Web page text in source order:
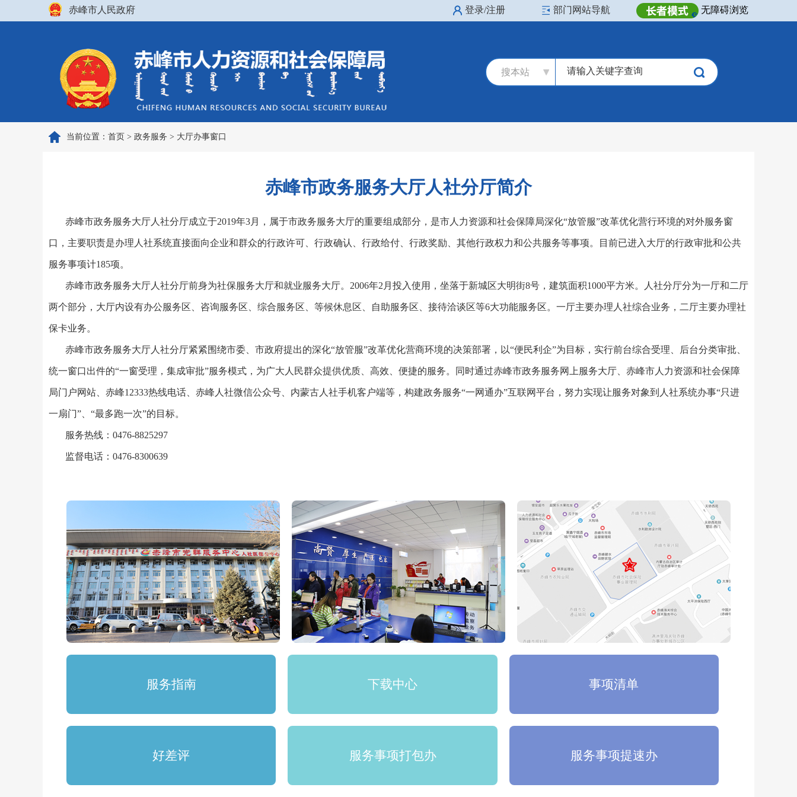
赤峰市人民政府 登录/注册 部门网站导航 无障碍浏览
搜本站
当前位置： 首页 > 政务服务 > 大厅办事窗口
赤峰市政务服务大厅人社分厅简介
赤峰市政务服务大厅人社分厅成立于2019年3月，属于市政务服务大厅的重要组成部分，是市人力资源和社会保障局深化“放管服”改革优化营行环境的对外服务窗
口，主要职责是办理人社系统直接面向企业和群众的行政许可、行政确认、行政给付、行政奖励、其他行政权力和公共服务等事项。目前已进入大厅的行政审批和公共
服务事项计185项。
赤峰市政务服务大厅人社分厅前身为社保服务大厅和就业服务大厅。 2006年2月投入使用，坐落于新城区大明街8号，建筑面积1000平方米。人社分厅分为一厅和二厅
两个部分，大厅内设有办公服务区、咨询服务区、综合服务区、等候休息区、自助服务区、接待洽谈区等6大功能服务区。一厅主要办理人社综合业务，二厅主要办理社
保卡业务。
赤峰市政务服务大厅人社分厅紧紧围绕市委、市政府提出的深化“放管服”改革优化营商环境的决策部署，以“便民利企”为目标，实行前台综合受理、后台分类审批、
统一窗口出件的“一窗受理，集成审批”服务模式，为广大人民群众提供优质、高效、便捷的服务。同时通过赤峰市政务服务网上服务大厅、赤峰市人力资源和社会保障
局门户网站、赤峰12333热线电话、赤峰人社微信公众号、内蒙古人社手机客户端等，构建政务服务“一网通办”互联网平台，努力实现让服务对象到人社系统办事“只进
一扇门”、“最多跑一次”的目标。
服务热线： 0476-8825297
监督电话： 0476-8300639
服务指南 下载中心 事项清单
好差评 服务事项打包办 服务事项提速办